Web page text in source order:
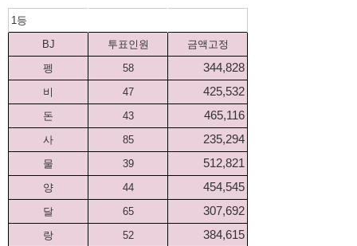
1등
BJ
투표인원
금액고정
펭
58 344,828
비 47 425,532
돈 43 465,116
사 85 235,294
물 39 512,821
양 44 454,545
달 65 307,692
랑 52 384,615